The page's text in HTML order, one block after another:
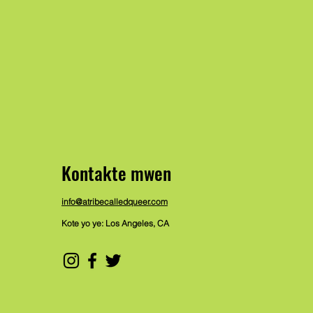
Kontakte mwen
info@atribecalledqueer.com
Kote yo ye: Los Angeles, CA